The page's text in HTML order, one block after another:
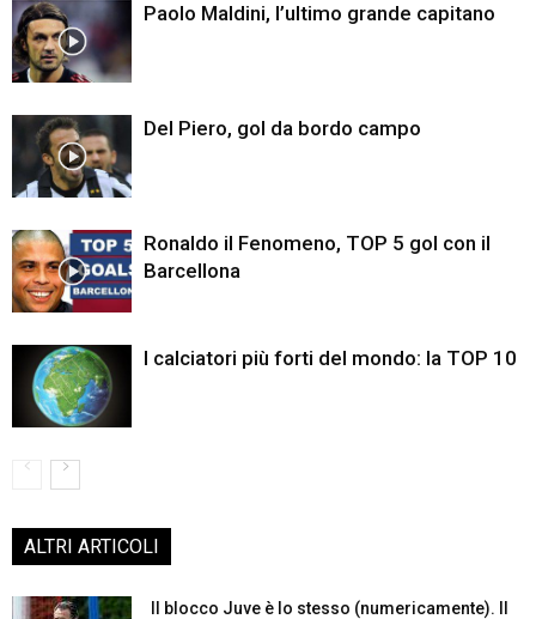
Paolo Maldini, l’ultimo grande capitano
Del Piero, gol da bordo campo
Ronaldo il Fenomeno, TOP 5 gol con il
Barcellona
I calciatori più forti del mondo: la TOP 10
ALTRI ARTICOLI
Il blocco Juve è lo stesso (numericamente). Il